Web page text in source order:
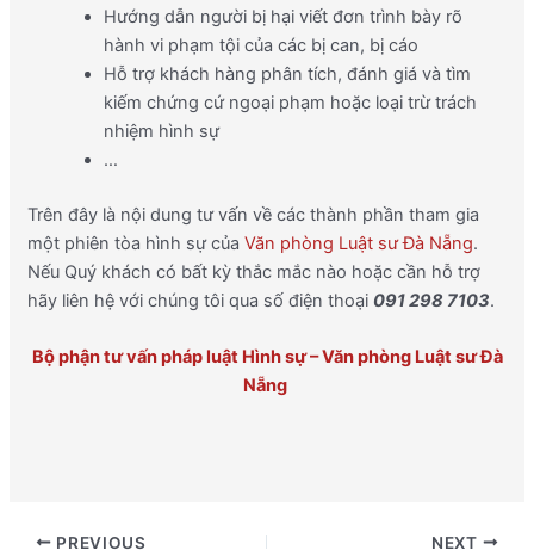
Hướng dẫn người bị hại viết đơn trình bày rõ
hành vi phạm tội của các bị can, bị cáo
Hỗ trợ khách hàng phân tích, đánh giá và tìm
kiếm chứng cứ ngoại phạm hoặc loại trừ trách
nhiệm hình sự
…
Trên đây là nội dung tư vấn về các thành phần tham gia
một phiên tòa hình sự của Văn phòng Luật sư Đà Nẵng.
Nếu Quý khách có bất kỳ thắc mắc nào hoặc cần hỗ trợ
hãy liên hệ với chúng tôi qua số điện thoại 091 298 7103.
Bộ phận tư vấn pháp luật Hình sự – Văn phòng Luật sư Đà
Nẵng
PREVIOUS NEXT